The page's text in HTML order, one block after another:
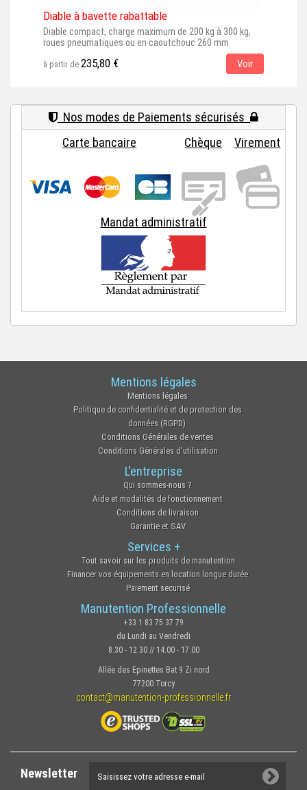
Diable à bavette rabattable
Diable compact, charge maximum de 200 kg à 300 kg,
roues pneumatiques ou en caoutchouc 260 mm
à partir de 235,80 € Voir
Nos modes de Paiements sécurisés
Carte bancaire
Chèque Virement
Mandat administratif
Mentions légales
Mentions légales
Politique de confidentialité et de protection des
données (RGPD)
Conditions Générales de ventes
Conditions Générales d'utilisation
L'entreprise
Qui sommes-nous ?
Aide et modalités de fonctionnement
Conditions de livraison
Garantie et SAV
Services +
Tout savoir sur les produits de manutention
Financer vos équipements en location longue durée
Paiement securisé
Manutention Professionnelle
+33 1 83 75 37 79
du Lundi au Vendredi
8.30 - 12.30 // 14.00 - 17.00
Allée des Epinettes Bat 9 Zi nord
77200 Torcy
contact@manutention-professionnelle.fr
Newsletter